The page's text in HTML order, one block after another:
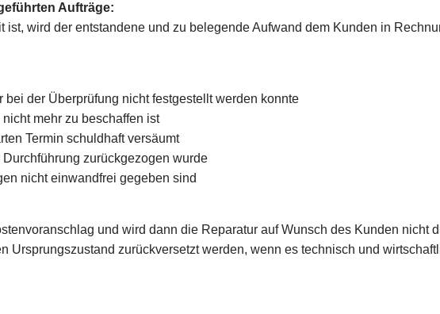
Aufträge:
ist, wird der entstandene und zu belegende Aufwand dem Kunden in
bei der Überprüfung nicht festgestellt werden konnte
mehr zu beschaffen ist
Termin schuldhaft versäumt
zurückgezogen wurde
nicht einwandfrei gegeben sind
und wird dann die Reparatur auf Wunsch des Kunden nicht
Ursprungszustand zurückversetzt werden, wenn es technisch und